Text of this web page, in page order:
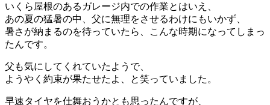
いくら屋根のあるガレージ内での作業とはいえ、
あの夏の猛暑の中、父に無理をさせるわけにもいかず、
暑さが納まるのを待っていたら、こんな時期になってしまっ
たんです。
父も気にしてくれていたようで、
ようやく約束が果たせたよ、と笑っていました。
早速タイヤを仕舞おうかとも思ったんですが、